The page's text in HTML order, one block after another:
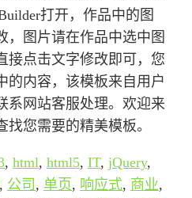
打开，作品中的图
，图片请在作品中选中图
接点击文字修改即可，您
的内容，该模板来自用户
系网站客服处理。欢迎来
找您需要的精美模板。
, html, html5, IT, jQuery,
, 公司 , 单页, 响应式, 商业,